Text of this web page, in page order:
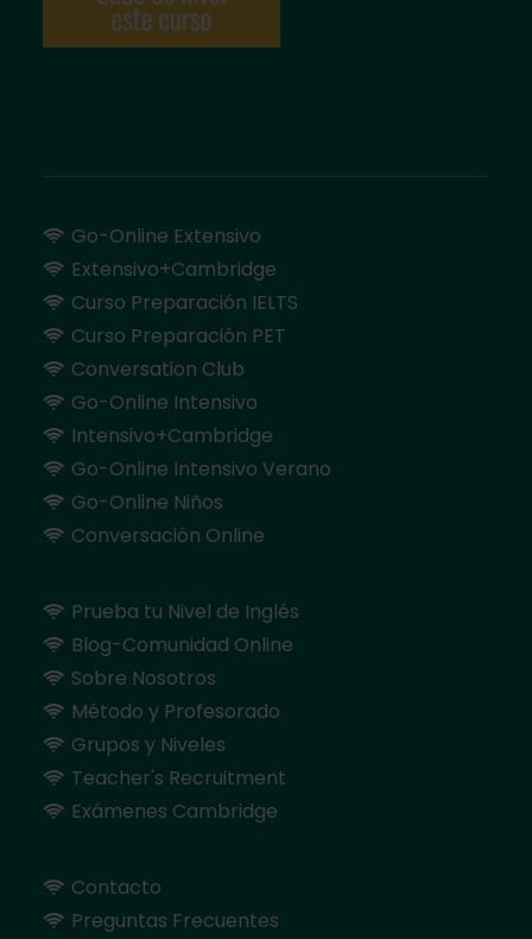
Go-Online Extensivo
Extensivo+Cambridge
Curso Preparación IELTS
Curso Preparación PET
Conversation Club
Go-Online Intensivo
Intensivo+Cambridge
Go-Online Intensivo Verano
Go-Online Niños
Conversación Online
Prueba tu Nivel de Inglés
Blog-Comunidad Online
Sobre Nosotros
Método y Profesorado
Grupos y Niveles
Teacher's Recruitment
Exámenes Cambridge
Contacto
Preguntas Frecuentes